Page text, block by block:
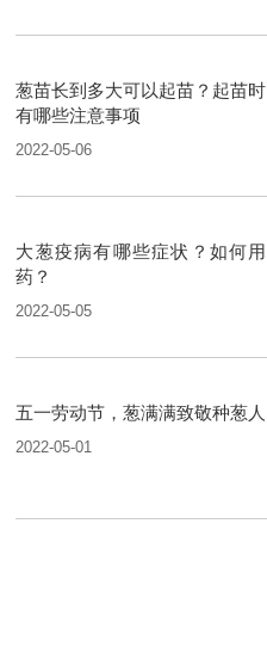
葱苗长到多大可以起苗？起苗时
有哪些注意事项
2022-05-06
大葱疫病有哪些症状？如何用
药？
2022-05-05
五一劳动节，葱满满致敬种葱人
2022-05-01